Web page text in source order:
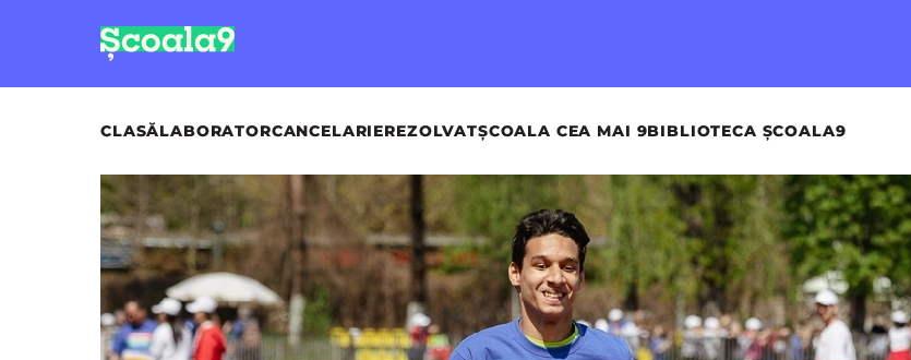
CLASĂLABORATORCANCELARIEREZOLVATȘCOALA CEA MAI 9BIBLIOTECA ȘCOALA9